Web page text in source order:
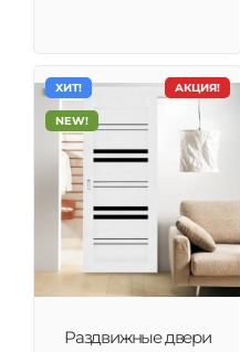
АКЦИЯ!
ХИТ!
NEW!
Раздвижные двери